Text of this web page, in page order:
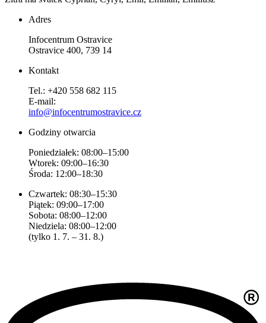
Adres
Infocentrum Ostravice
Ostravice 400, 739 14
Kontakt
Tel.: +420 558 682 115
E-mail:
info@infocentrumostravice.cz
Godziny otwarcia
Poniedziałek: 08:00–15:00
Wtorek: 09:00–16:30
Środa: 12:00–18:30
Czwartek: 08:30–15:30
Piątek: 09:00–17:00
Sobota: 08:00–12:00
Niedziela: 08:00–12:00
(tylko 1. 7. – 31. 8.)